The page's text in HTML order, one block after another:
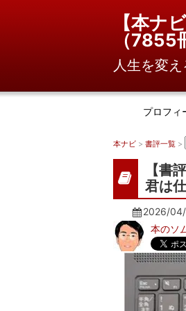
【本ナ
（7855
人生を変
プロフィ
本ナビ > 書評一覧 >
【書
君は
2026/
本のソ